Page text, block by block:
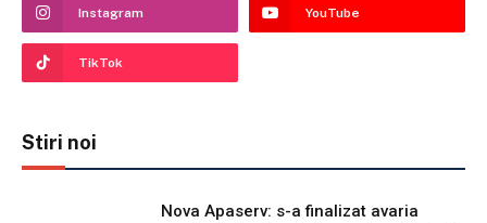
Instagram YouTube
TikTok
Stiri noi
Nova Apaserv: s-a finalizat avaria